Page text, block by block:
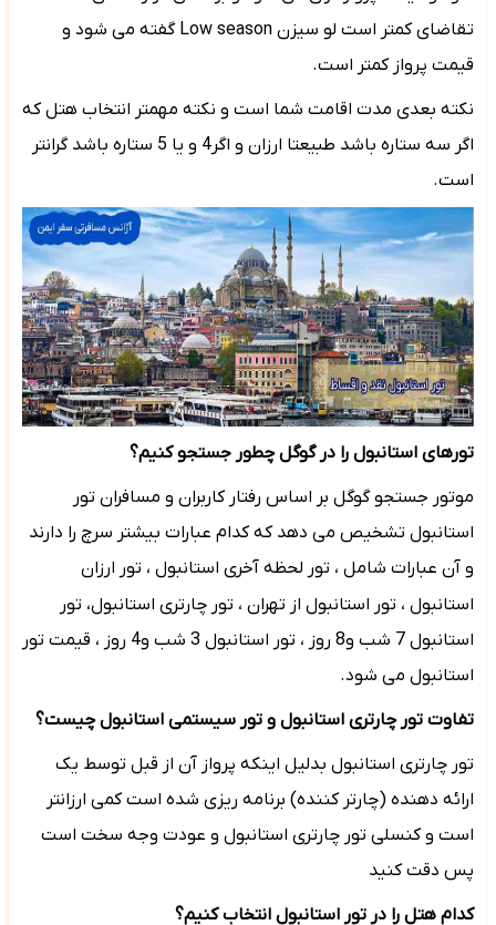
تقاضای کمتر است لو سیزنLow season گفته می شود و
قیمت پرواز کمتر است.
نکته بعدی مدت اقامت شما است و نکته مهمتر انتخاب هتل که
اگر سه ستاره باشد طبیعتا ارزان و اگر4 و یا 5 ستاره باشد گرانتر
است.
تورهای استانبول را در گوگل چطور جستجو کنیم؟
موتور جستجو گوگل بر اساس رفتار کاربران و مسافران تور
استانبول تشخیص می دهد که کدام عبارات بیشتر سرچ را دارند
و آن عبارات شامل ، تور لحظه آخری استانبول ، تور ارزان
استانبول ، تور استانبول از تهران ، تور چارتری استانبول، تور
استانبول 7 شب و8 روز ، تور استانبول 3 شب و4 روز ، قیمت تور
استانبول می شود.
تفاوت تور چارتری استانبول و تور سیستمی استانبول چیست؟
تور چارتری استانبول بدلیل اینکه پرواز آن از قبل توسط یک
ارائه دهنده (چارتر کننده) برنامه ریزی شده است کمی ارزانتر
است و کنسلی تور چارتری استانبول و عودت وجه سخت است
پس دقت کنید
کدام هتل را در تور استانبول انتخاب کنیم؟